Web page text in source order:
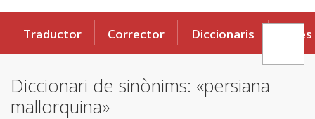
Traductor Corrector Diccionaris Eines
Diccionari de sinònims: «persiana
mallorquina»